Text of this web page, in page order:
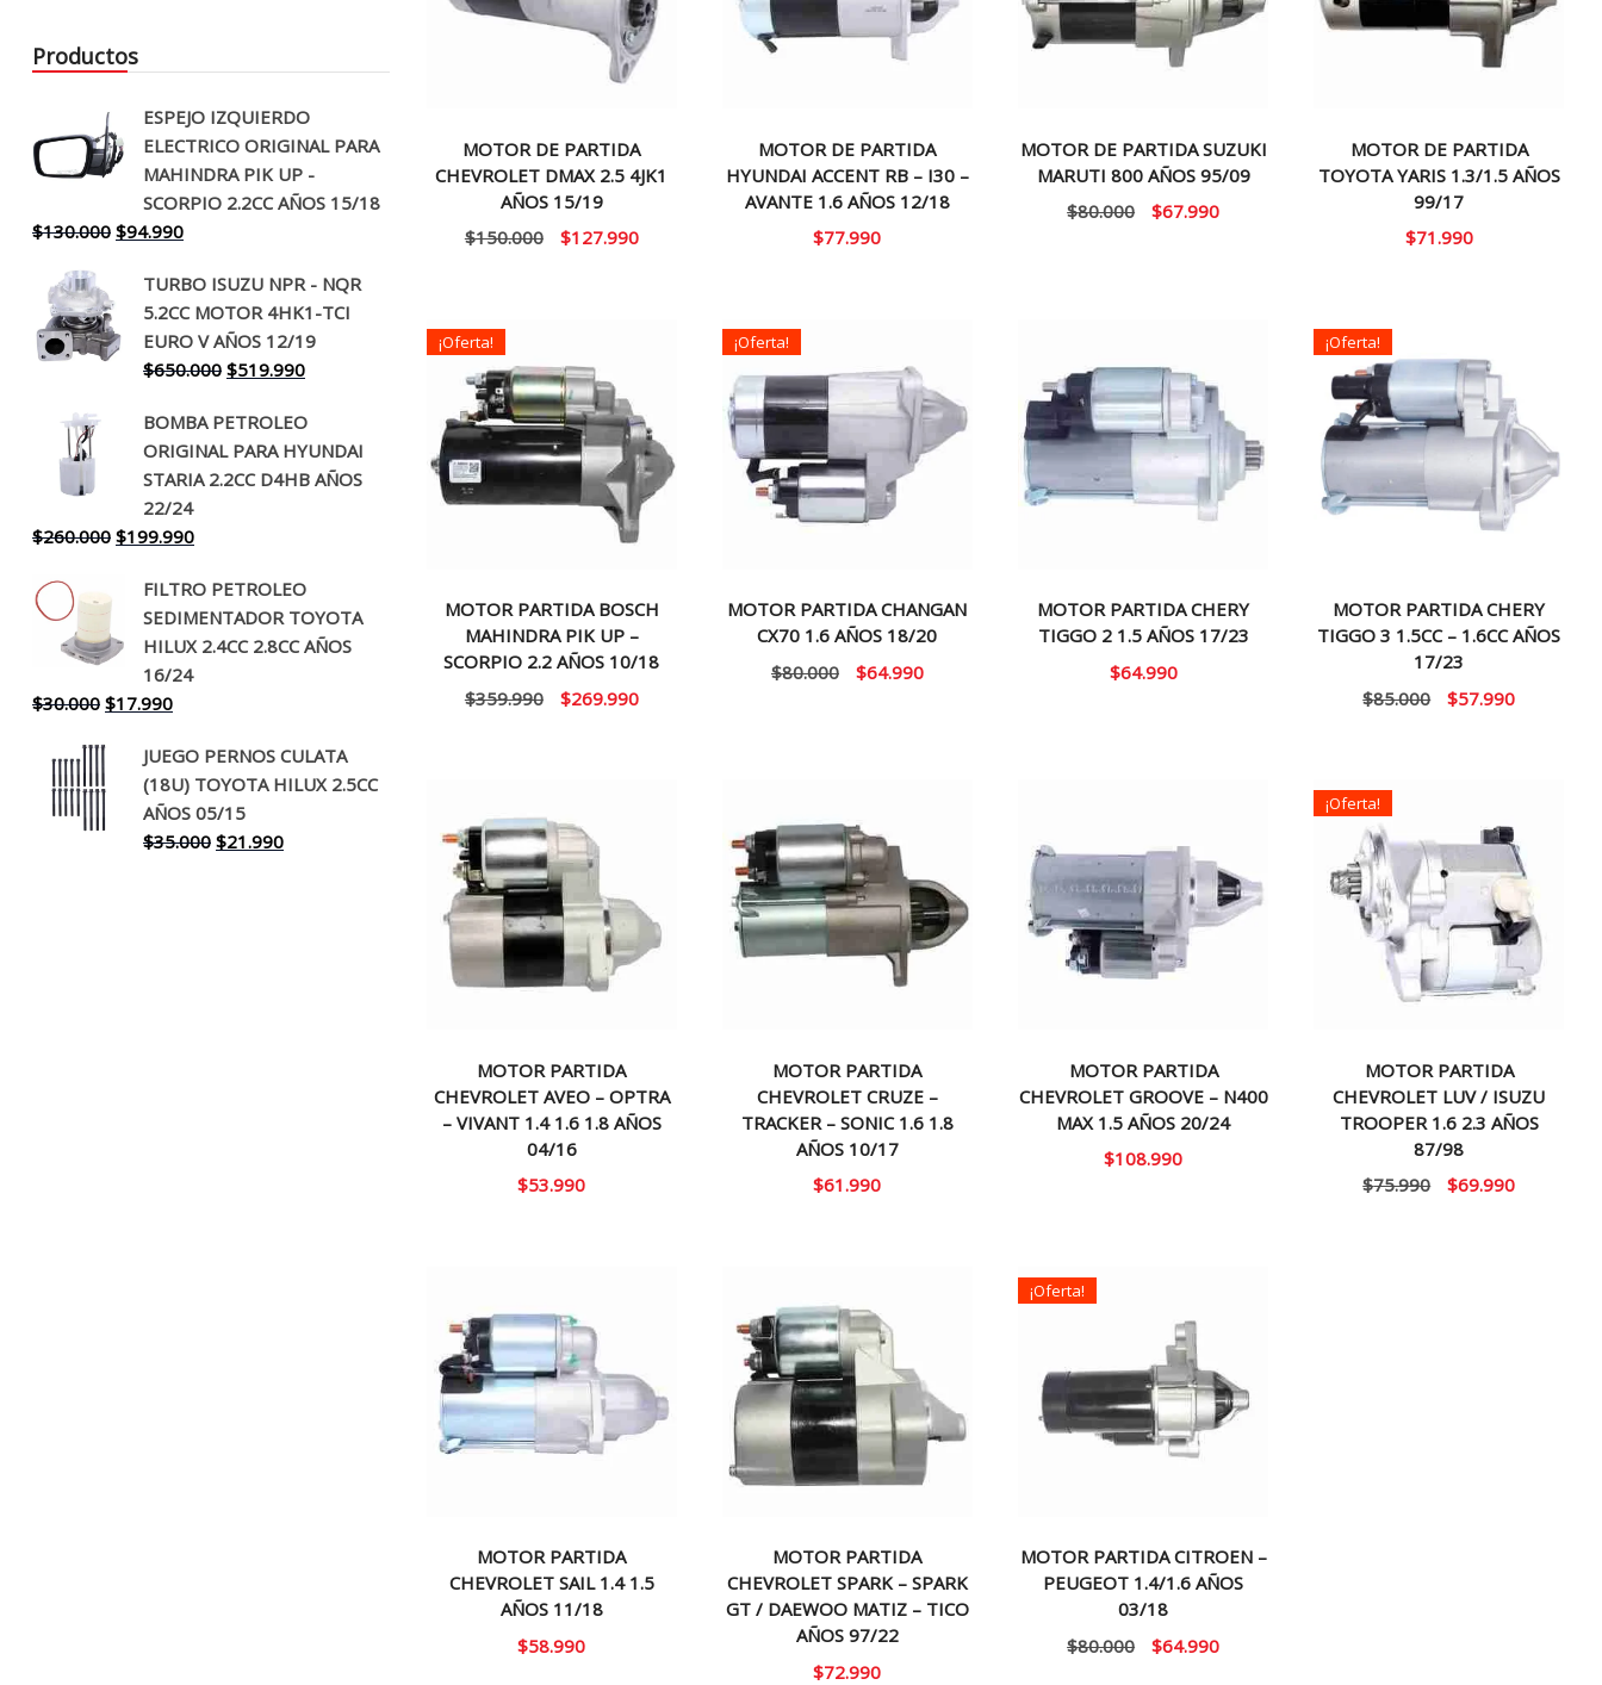
Productos
ESPEJO IZQUIERDO
ELECTRICO ORIGINAL PARA
MAHINDRA PIK UP -
SCORPIO 2.2CC AÑOS 15/18
$130.000 El
original
era:
$130.000.
$94.990El
actual
es:
$94.990.
TURBO ISUZU NPR - NQR
5.2CC MOTOR 4HK1-TCI
EURO V AÑOS 12/19
$650.000 El
original
era:
$650.000.
$519.990El
actual
es:
$519.990.
BOMBA PETROLEO
ORIGINAL PARA HYUNDAI
STARIA 2.2CC D4HB AÑOS
22/24
$260.000 El
original
era:
$260.000.
$199.990El
actual
es:
$199.990.
FILTRO PETROLEO
SEDIMENTADOR TOYOTA
HILUX 2.4CC 2.8CC AÑOS
16/24
$30.000 El
original
era:
$30.000.
$17.990El
actual
es:
$17.990.
JUEGO PERNOS CULATA
(18U) TOYOTA HILUX 2.5CC
AÑOS 05/15
$35.000 El
$21.990El
MOTOR DE PARTIDA
CHEVROLET DMAX 2.5 4JK1
AÑOS 15/19
$150.000
El
$127.990El
MOTOR DE PARTIDA
HYUNDAI ACCENT RB – I30 –
AVANTE 1.6 AÑOS 12/18
$77.990
MOTOR DE PARTIDA SUZUKI
MARUTI 800 AÑOS 95/09
$80.000
El
$67.990El
MOTOR DE PARTIDA
TOYOTA YARIS 1.3/1.5 AÑOS
99/17
$71.990
¡Oferta!
MOTOR PARTIDA BOSCH
MAHINDRA PIK UP –
SCORPIO 2.2 AÑOS 10/18
$359.990
El
$269.990El
¡Oferta!
MOTOR PARTIDA CHANGAN
CX70 1.6 AÑOS 18/20
$80.000
El
$64.990El
MOTOR PARTIDA CHERY
TIGGO 2 1.5 AÑOS 17/23
$64.990
¡Oferta!
MOTOR PARTIDA CHERY
TIGGO 3 1.5CC – 1.6CC AÑOS
17/23
$85.000
El
$57.990El
MOTOR PARTIDA
CHEVROLET AVEO – OPTRA
– VIVANT 1.4 1.6 1.8 AÑOS
04/16
$53.990
MOTOR PARTIDA
CHEVROLET CRUZE –
TRACKER – SONIC 1.6 1.8
AÑOS 10/17
$61.990
MOTOR PARTIDA
CHEVROLET GROOVE – N400
MAX 1.5 AÑOS 20/24
$108.990
¡Oferta!
MOTOR PARTIDA
CHEVROLET LUV / ISUZU
TROOPER 1.6 2.3 AÑOS
87/98
$75.990
El
$69.990El
MOTOR PARTIDA
CHEVROLET SAIL 1.4 1.5
AÑOS 11/18
$58.990
MOTOR PARTIDA
CHEVROLET SPARK – SPARK
GT / DAEWOO MATIZ – TICO
AÑOS 97/22
$72.990
¡Oferta!
MOTOR PARTIDA CITROEN –
PEUGEOT 1.4/1.6 AÑOS
03/18
$80.000
El
$64.990El